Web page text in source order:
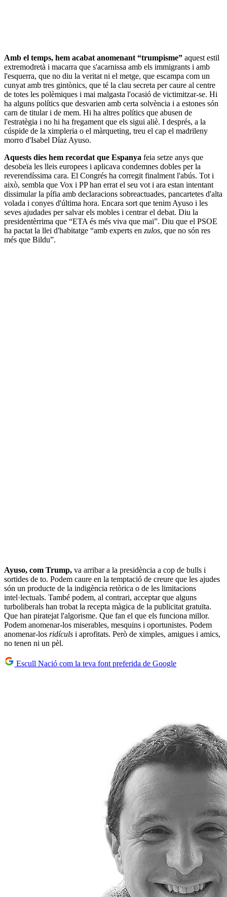
Amb el temps, hem acabat anomenant “trumpisme” aquest estil
extremodretà i macarra que s'acarnissa amb els immigrants i amb
l'esquerra, que no diu la veritat ni el metge, que escampa com un
cunyat amb tres gintònics, que té la clau secreta per caure al centre
de totes les polèmiques i mai malgasta l'ocasió de victimitzar-se. Hi
ha alguns polítics que desvarien amb certa solvència i a estones són
carn de titular i de mem. Hi ha altres polítics que abusen de
l'estratègia i no hi ha fregament que els sigui aliè. I després, a la
cúspide de la ximpleria o el màrqueting, treu el cap el madrileny
morro d'Isabel Díaz Ayuso.
Aquests dies hem recordat que Espanya feia setze anys que
desobeïa les lleis europees i aplicava condemnes dobles per la
reverendíssima cara. El Congrés ha corregit finalment l'abús. Tot i
això, sembla que Vox i PP han errat el seu vot i ara estan intentant
dissimular la pífia amb declaracions sobreactuades, pancartetes d'alta
volada i conyes d'última hora. Encara sort que tenim Ayuso i les
seves ajudades per salvar els mobles i centrar el debat. Diu la
presidentèrrima que “ETA és més viva que mai”. Diu que el PSOE
ha pactat la llei d'habitatge “amb experts en zulos, que no són res
més que Bildu”.
Ayuso, com Trump, va arribar a la presidència a cop de bulls i
sortides de to. Podem caure en la temptació de creure que les ajudes
són un producte de la indigència retòrica o de les limitacions
intel·lectuals. També podem, al contrari, acceptar que alguns
turboliberals han trobat la recepta màgica de la publicitat gratuïta.
Que han piratejat l'algorisme. Que fan el que els funciona millor.
Podem anomenar-los miserables, mesquins i oportunistes. Podem
anomenar-los ridículs i aprofitats. Però de ximples, amigues i amics,
no tenen ni un pèl.
Escull Nació com la teva font preferida de Google